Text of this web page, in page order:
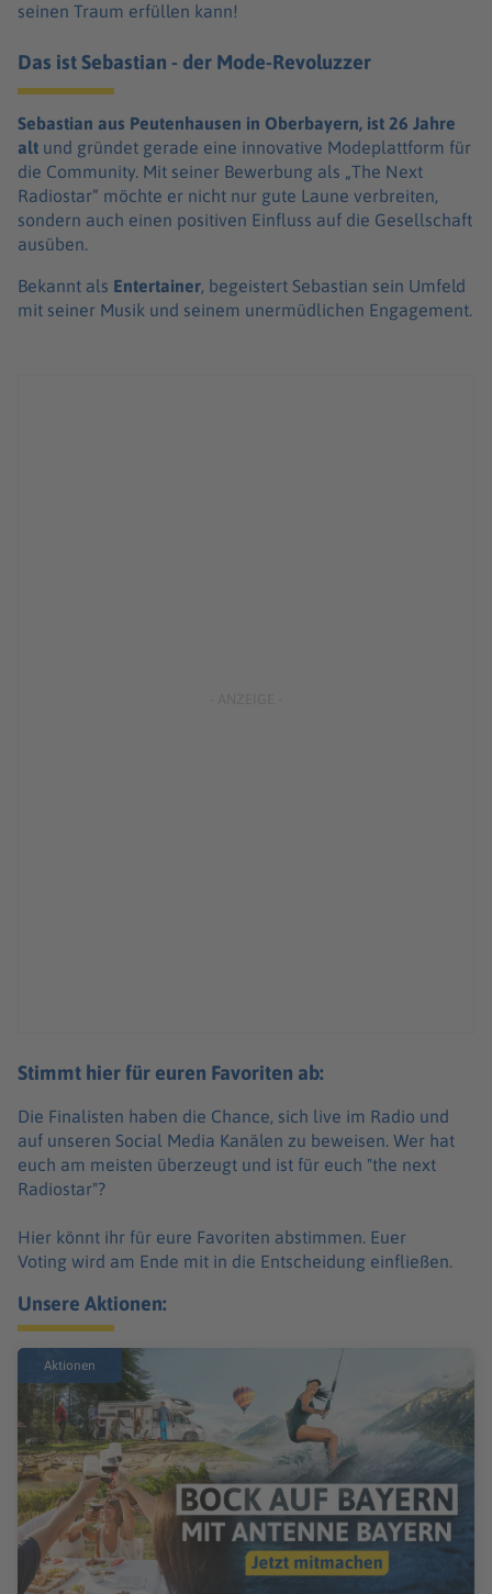
seinen Traum erfüllen kann!
Das ist Sebastian - der Mode-Revoluzzer
Sebastian aus Peutenhausen in Oberbayern, ist 26 Jahre
alt und gründet gerade eine innovative Modeplattform für
die Community. Mit seiner Bewerbung als „The Next
Radiostar“ möchte er nicht nur gute Laune verbreiten,
sondern auch einen positiven Einfluss auf die Gesellschaft
ausüben.
Bekannt als Entertainer, begeistert Sebastian sein Umfeld
mit seiner Musik und seinem unermüdlichen Engagement.
Stimmt hier für euren Favoriten ab:
Die Finalisten haben die Chance, sich live im Radio und
auf unseren Social Media Kanälen zu beweisen. Wer hat
euch am meisten überzeugt und ist für euch "the next
Radiostar"?
Hier könnt ihr für eure Favoriten abstimmen. Euer
Voting wird am Ende mit in die Entscheidung einfließen.
Unsere Aktionen:
Aktionen